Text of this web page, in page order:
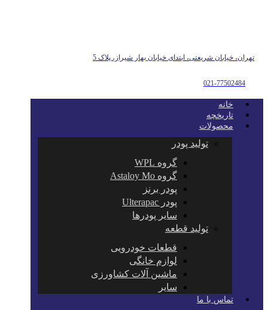
تهران، خیابان شریعتی، ابتدای خیابان بهار شیراز، پلاک 5
021-77502484
خانه
تاریخچه
محصولات
تولید پودر
گروه WPL
گروه Astaloy Mo
پودر برنز
پودر Ulterapac
سایر پودرها
تولید قطعه
قطعات خودرویی
لوازم خانگی
ماشین آلات کشاورزی
سایر
تماس با ما